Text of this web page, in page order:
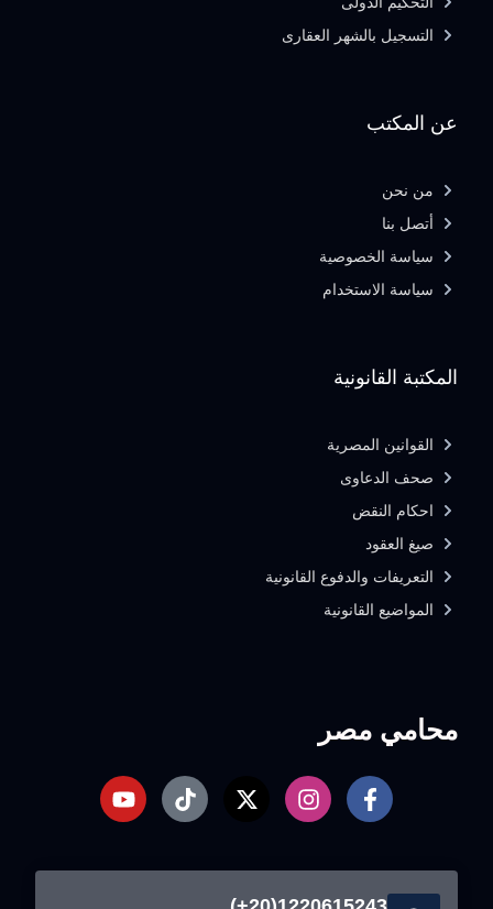
محامي مصر
المكتبة القانونية
القوانين المصرية
صحف الدعاوى
احكام النقض
صيغ العقود
التعريفات والدفوع القانونية
المواضيع القانونية
عن المكتب
من نحن
أتصل بنا
سياسة الخصوصية
سياسة الاستخدام
التسجيل بالشهر العقارى